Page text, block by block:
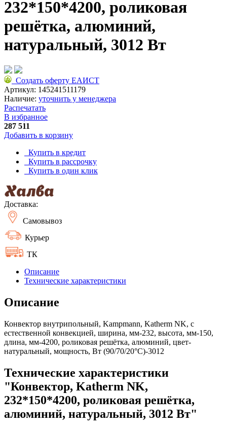
232*150*4200, роликовая
решётка, алюминий,
натуральный, 3012 Вт
Создать оферту ЕАИСТ
Артикул: 145241511179
Наличие: уточнить у менеджера
Распечатать
В избранное
287 511
Добавить в корзину
Купить в кредит
Купить в рассрочку
Купить в один клик
Доставка:
Самовывоз
Курьер
ТК
Описание
Технические характеристики
Описание
Конвектор внутрипольный, Kampmann, Katherm NK, с
естественной конвекцией, ширина, мм-232, высота, мм-150,
длина, мм-4200, роликовая решётка, алюминий, цвет-
натуральный, мощность, Вт (90/70/20°C)-3012
Технические характеристики
"Конвектор, Katherm NK,
232*150*4200, роликовая решётка,
алюминий, натуральный, 3012 Вт"